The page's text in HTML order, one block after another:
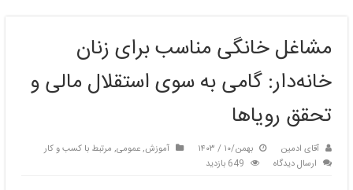
مشاغل خانگی مناسب برای زنان
خانه‌دار: گامی به سوی استقلال مالی و
تحقق رویاها
آقای ادمین بهمن/۱۰ / ۱۴۰۳ آموزش,عمومی, مرتبط با کسب و کار
ارسال دیدگاه
649 بازدید